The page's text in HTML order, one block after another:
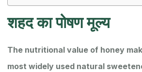
शहद का पोषण मूल्य
The nutritional value of honey
most widely used natural